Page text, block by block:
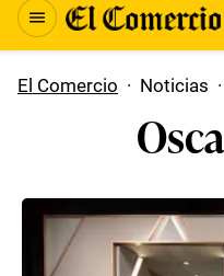
El Comercio · Noticias ·